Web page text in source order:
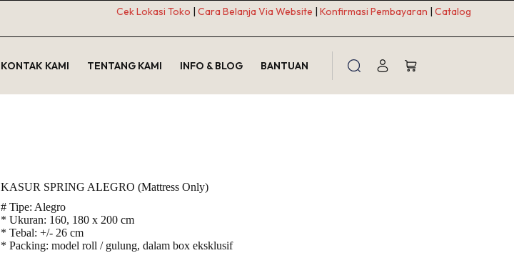
Cek Lokasi Toko | Cara Belanja Via Website | Konfirmasi Pembayaran | Catalog
KONTAK KAMI TENTANG KAMI INFO & BLOG BANTUAN
Shopping
KASUR SPRING ALEGRO (Mattress Only)
# Tipe: Alegro
* Ukuran: 160, 180 x 200 cm
* Tebal: +/- 26 cm
* Packing: model roll / gulung, dalam box eksklusif